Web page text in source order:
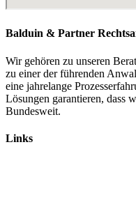
Balduin & Partner
Wir gehören zu unseren
zu einer der führenden
eine jahrelange
Lösungen garantieren, dass
Bundesweit.
Links